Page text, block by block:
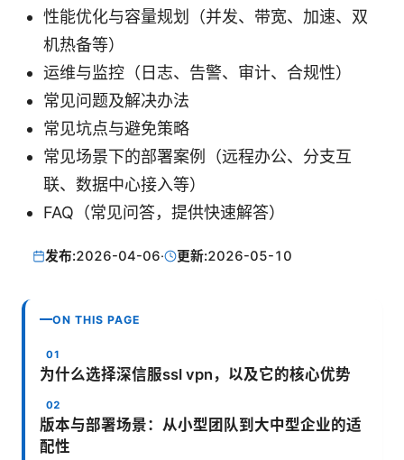
性能优化与容量规划（并发、带宽、加速、双
机热备等）
运维与监控（日志、告警、审计、合规性）
常见问题及解决办法
常见坑点与避免策略
常见场景下的部署案例（远程办公、分支互
联、数据中心接入等）
FAQ（常见问答，提供快速解答）
发布:2026-04-06· 更新:2026-05-10
ON THIS PAGE
为什么选择深信服ssl vpn，以及它的核心优势
版本与部署场景：从小型团队到大中型企业的适
配性